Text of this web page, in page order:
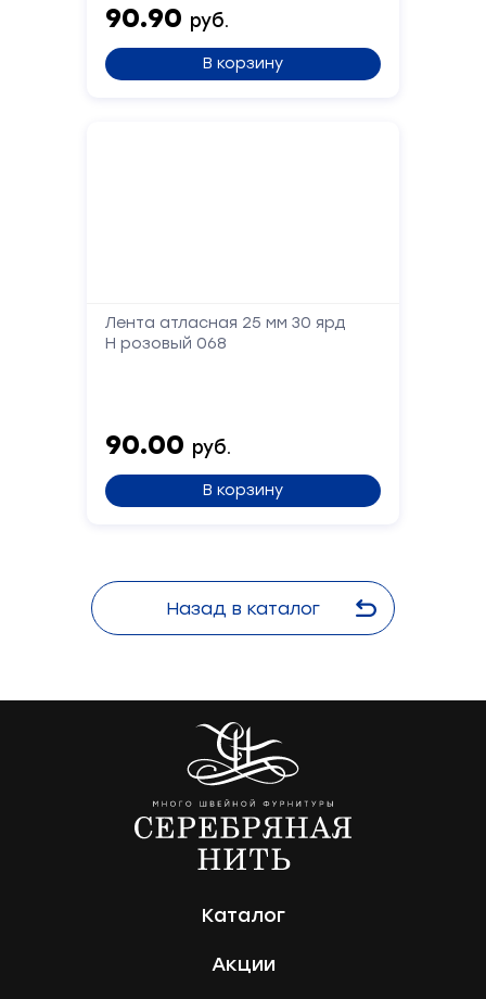
90.90 руб.
В корзину
Лента атласная 25 мм 30 ярд
Н розовый 068
90.00 руб.
В корзину
Назад в каталог
Каталог
Акции